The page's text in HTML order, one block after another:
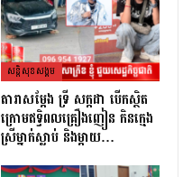
សន្តិសុខសង្គម
តារាសម្ដែង ទ្រី សក្កដា បើកស្ថិត
ក្រោមឥទ្ធិពលគ្រឿងញៀន កិនក្មេង
ស្រីម្នាក់ស្លាប់ និងម្ដាយ…